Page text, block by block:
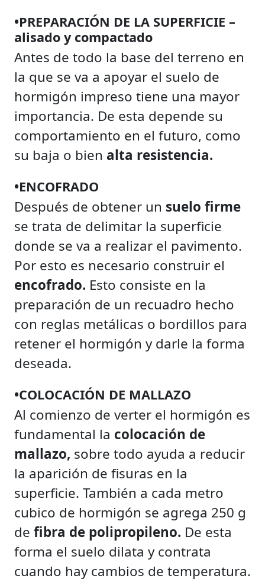
•PREPARACIÓN DE LA SUPERFICIE –
alisado y compactado
Antes de todo la base del terreno en
la que se va a apoyar el suelo de
hormigón impreso tiene una mayor
importancia. De esta depende su
comportamiento en el futuro, como
su baja o bien alta resistencia.
•ENCOFRADO
Después de obtener un suelo firme
se trata de delimitar la superficie
donde se va a realizar el pavimento.
Por esto es necesario construir el
encofrado. Esto consiste en la
preparación de un recuadro hecho
con reglas metálicas o bordillos para
retener el hormigón y darle la forma
deseada.
•COLOCACIÓN DE MALLAZO
Al comienzo de verter el hormigón es
fundamental la colocación de
mallazo, sobre todo ayuda a reducir
la aparición de fisuras en la
superficie. También a cada metro
cubico de hormigón se agrega 250 g
de fibra de polipropileno. De esta
forma el suelo dilata y contrata
cuando hay cambios de temperatura.